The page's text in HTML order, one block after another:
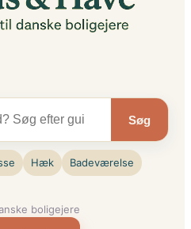
Søg
Hæk Badeværelse
boligejere